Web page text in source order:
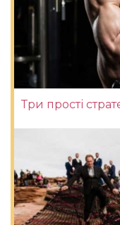
Три прості